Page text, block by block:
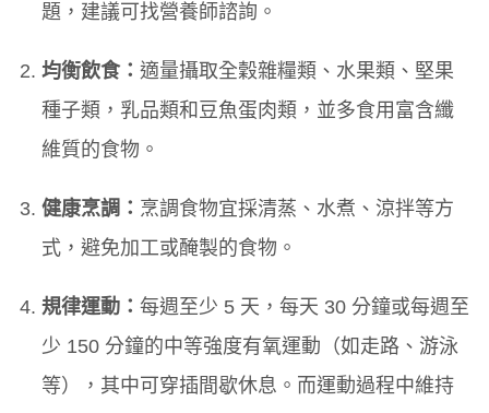
題，建議可找營養師諮詢。
均衡飲食：適量攝取全穀雜糧類、水果類、堅果
種子類，乳品類和豆魚蛋肉類，並多食用富含纖
維質的食物。
健康烹調： 烹調食物宜採清蒸、水煮、涼拌等方
式，避免加工或醃製的食物。
規律運動：每週至少 5 天，每天 30 分鐘或每週至
少 150 分鐘的中等強度有氧運動（如走路、游泳
等），其中可穿插間歇休息。而運動過程中維持